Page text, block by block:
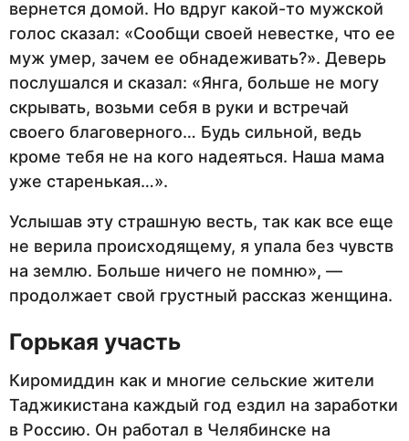
вернется домой. Но вдруг какой-то мужской
голос сказал: «Сообщи своей невестке, что ее
муж умер, зачем ее обнадеживать?». Деверь
послушался и сказал: «Янга, больше не могу
скрывать, возьми себя в руки и встречай
своего благоверного… Будь сильной, ведь
кроме тебя не на кого надеяться. Наша мама
уже старенькая…».
Услышав эту страшную весть, так как все еще
не верила происходящему, я упала без чувств
на землю. Больше ничего не помню», —
продолжает свой грустный рассказ женщина.
Горькая участь
Киромиддин как и многие сельские жители
Таджикистана каждый год ездил на заработки
в Россию. Он работал в Челябинске на